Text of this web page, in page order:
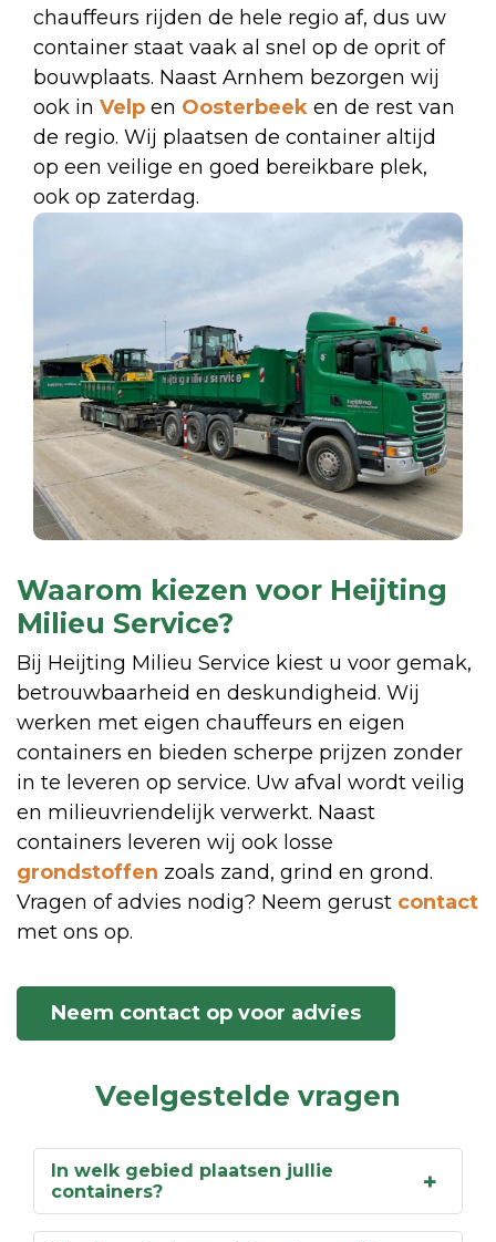
chauffeurs rijden de hele regio af, dus uw
container staat vaak al snel op de oprit of
bouwplaats. Naast Arnhem bezorgen wij
ook in Velp en Oosterbeek en de rest van
de regio. Wij plaatsen de container altijd
op een veilige en goed bereikbare plek,
ook op zaterdag.
Waarom kiezen voor Heijting
Milieu Service?
Bij Heijting Milieu Service kiest u voor gemak,
betrouwbaarheid en deskundigheid. Wij
werken met eigen chauffeurs en eigen
containers en bieden scherpe prijzen zonder
in te leveren op service. Uw afval wordt veilig
en milieuvriendelijk verwerkt. Naast
containers leveren wij ook losse
grondstoffen zoals zand, grind en grond.
Vragen of advies nodig? Neem gerust contact
met ons op.
Neem contact op voor advies
Veelgestelde vragen
In welk gebied plaatsen jullie
containers?